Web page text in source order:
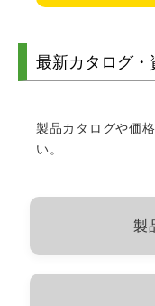
最新カタログ・
製品カタログや価
い。
製